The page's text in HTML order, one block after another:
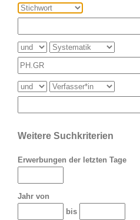
Weitere Suchkriterien
Erwerbungen der letzten Tage
Jahr von
bis